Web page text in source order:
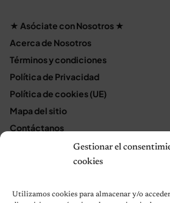
Gestionar el
cookies
Utilizamos cookies para almacenar y/o
★ Asóciate con Nosotros ★
Acerca de Nosotros
Términos y condiciones
Política de Privacidad
Política de cookies (UE)
Mapa del sitio
Contáctanos
Terms and Conditions
© 2026 Notas de